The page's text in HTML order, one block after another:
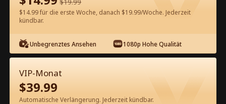
60Jetzt entsperren
Kostenlos in der App ansehen
$14.99 für die erste Woche, danach $19.99/Woche. Jederzeit
kündbar.
Unbegrenztes Ansehen 1080p Hohe Qualität
VIP-Monat
$39.99
Automatische Verlängerung. Jederzeit kündbar.